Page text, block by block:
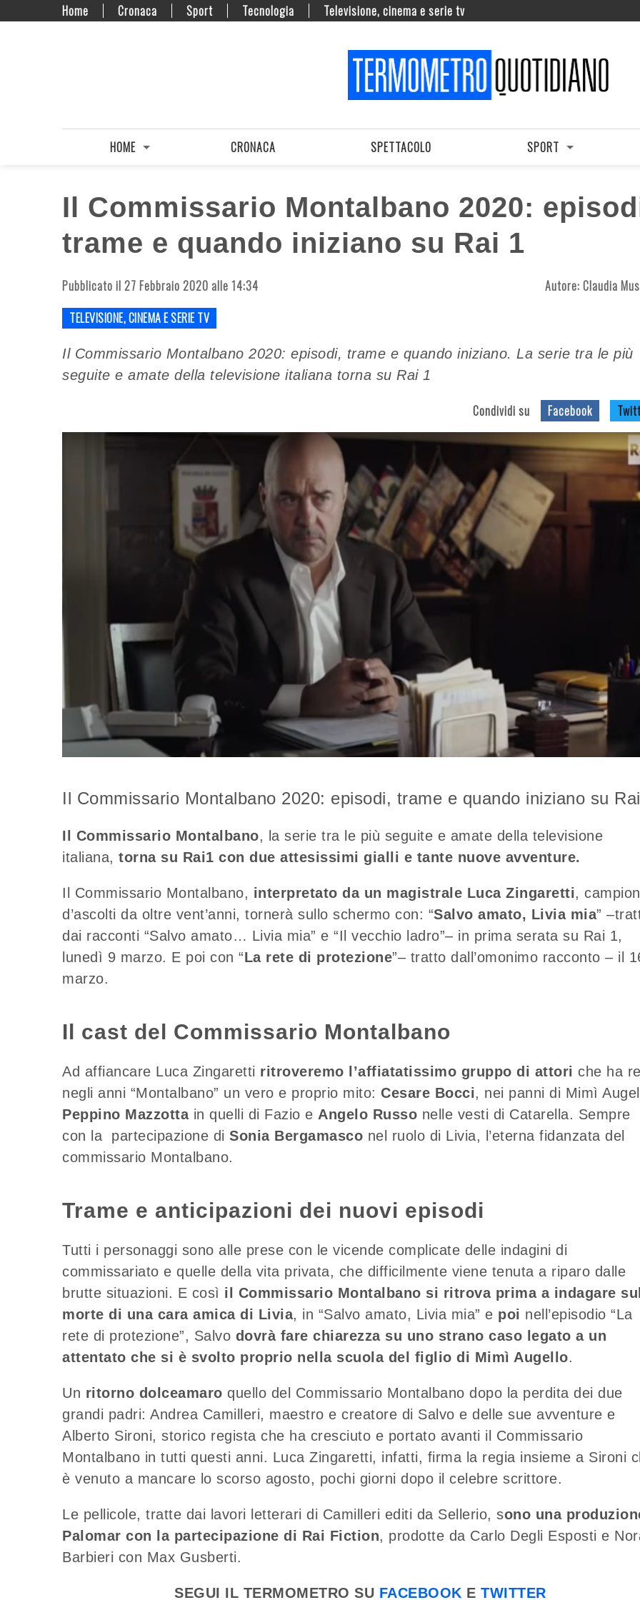
Home Cronaca Sport Tecnologia Televisione, cinema e serie tv
HOME CRONACA SPETTACOLO SPORT
Il Commissario Montalbano 2020:
trame e quando iniziano su Rai 1
Pubblicato il 27 Febbraio 2020 alle 14:34 Autore: Claudia
TELEVISIONE, CINEMA E SERIE TV
Il Commissario Montalbano 2020: episodi, trame e quando iniziano. La serie tra le più
seguite e amate della televisione italiana torna su Rai 1
Condividi su Facebook
Il Commissario Montalbano 2020: episodi, trame e quando iniziano su
Il Commissario Montalbano, la serie tra le più seguite e amate della televisione
italiana, torna su Rai1 con due attesissimi gialli e tante nuove avventure.
Il Commissario Montalbano, interpretato da un magistrale Luca Zingaretti,
d’ascolti da oltre vent’anni, tornerà sullo schermo con: “Salvo amato, Livia mia”
dai racconti “Salvo amato… Livia mia” e “Il vecchio ladro”– in prima serata su Rai 1,
lunedì 9 marzo. E poi con “La rete di protezione”– tratto dall’omonimo racconto – il
marzo.
Il cast del Commissario Montalbano
Ad affiancare Luca Zingaretti ritroveremo l’affiatatissimo gruppo di attori che ha
negli anni “Montalbano” un vero e proprio mito: Cesare Bocci, nei panni di Mimì
Peppino Mazzottain quelli di Fazio e Angelo Russo nelle vesti di Catarella. Sempre
con la partecipazione di Sonia Bergamasco nel ruolo di Livia, l’eterna fidanzata del
commissario Montalbano.
Trame e anticipazioni dei nuovi episodi
Tutti i personaggi sono alle prese con le vicende complicate delle indagini di
commissariato e quelle della vita privata, che difficilmente viene tenuta a riparo dalle
brutte situazioni. E così il Commissario Montalbano si ritrova prima a indagare
morte di una cara amica di Livia, in “Salvo amato, Livia mia” e poi nell’episodio “La
rete di protezione”, Salvo dovrà fare chiarezza su uno strano caso legato a un
attentato che si è svolto proprio nella scuola del figlio di Mimì Augello.
Un ritorno dolceamaro quello del Commissario Montalbano dopo la perdita dei due
grandi padri: Andrea Camilleri, maestro e creatore di Salvo e delle sue avventure e
Alberto Sironi, storico regista che ha cresciuto e portato avanti il Commissario
Montalbano in tutti questi anni. Luca Zingaretti, infatti, firma la regia insieme a Sironi
è venuto a mancare lo scorso agosto, pochi giorni dopo il celebre scrittore.
Le pellicole, tratte dai lavori letterari di Camilleri editi da Sellerio, sono una
Palomar con la partecipazione di Rai Fiction, prodotte da Carlo Degli Esposti e
Barbieri con Max Gusberti.
SEGUI IL TERMOMETRO SU FACEBOOK ETWITTER